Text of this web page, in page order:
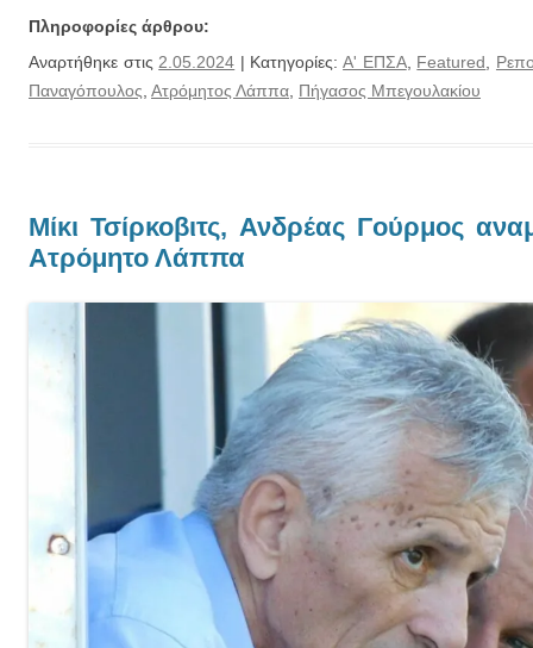
Πληροφορίες άρθρου:
Αναρτήθηκε στις2.05.2024 | Κατηγορίες:Α' ΕΠΣΑ, Featured,
Παναγόπουλος, Ατρόμητος Λάππα, Πήγασος Μπεγουλακίου
Μίκι Τσίρκοβιτς, Ανδρέας Γούρμος
Ατρόμητο Λάππα